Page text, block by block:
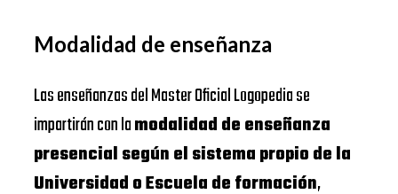
Modalidad de enseñanza
Las enseñanzas del Master Oficial Logopedia se
impartirán con lamodalidad de enseñanza
presencial según el sistema propio de la
Universidad o Escuela de formación,